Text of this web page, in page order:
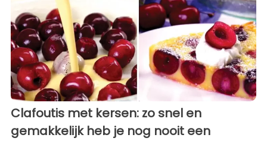
Clafoutis met kersen: zo snel en
gemakkelijk heb je nog nooit een